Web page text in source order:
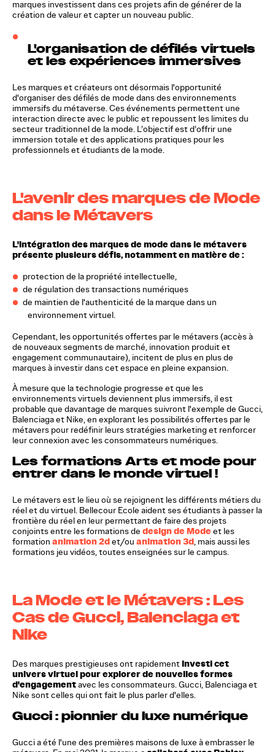
marques investissent dans ces projets afin de générer de la
création de valeur et capter un nouveau public.
L'organisation de défilés virtuels
et les expériences immersives
Les marques et créateurs ont désormais l'opportunité
d'organiser des défilés de mode dans des environnements
immersifs du métaverse. Ces événements permettent une
interaction directe avec le public et repoussent les limites du
secteur traditionnel de la mode. L’objectif est d’offrir une
immersion totale et des applications pratiques pour les
professionnels et étudiants de la mode.
L'avenir des marques de Mode
dans le Métavers
L'intégration des marques de mode dans le métavers
présente plusieurs défis, notamment en matière de :
protection de la propriété intellectuelle,
de régulation des transactions numériques
de maintien de l'authenticité de la marque dans un
environnement virtuel.
Cependant, les opportunités offertes par le métavers (accès à
de nouveaux segments de marché, innovation produit et
engagement communautaire), incitent de plus en plus de
marques à investir dans cet espace en pleine expansion.
À mesure que la technologie progresse et que les
environnements virtuels deviennent plus immersifs, il est
probable que davantage de marques suivront l'exemple de Gucci,
Balenciaga et Nike, en explorant les possibilités offertes par le
métavers pour redéfinir leurs stratégies marketing et renforcer
leur connexion avec les consommateurs numériques.
Les formations Arts et mode pour
entrer dans le monde virtuel !
Le métavers est le lieu où se rejoignent les différents métiers du
réel et du virtuel. Bellecour Ecole aident ses étudiants à passer la
frontière du réel en leur permettant de faire des projets
conjoints entre les formations de design de Modeet les
formation animation 2det/ou animation 3d, mais aussi les
formations jeu vidéos, toutes enseignées sur le campus.
La Mode et le Métavers : Les
Cas de Gucci, Balenciaga et
Nike
Des marques prestigieuses ont rapidementinvesti cet
univers virtuel pour explorer de nouvelles formes
d'engagementavec les consommateurs. Gucci, Balenciaga et
Nike sont celles qui ont fait le plus parler d'elles.
Gucci : pionnier du luxe numérique
Gucci a été l'une des premières maisons de luxe à embrasser le